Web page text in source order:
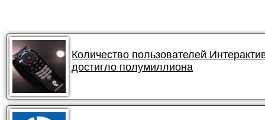
Количество пользователей
достигло полумиллиона